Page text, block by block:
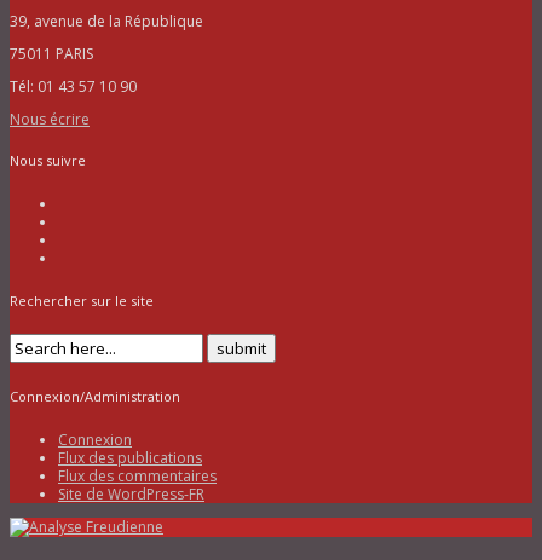
39, avenue de la République
75011 PARIS
Tél: 01 43 57 10 90
Nous écrire
Nous suivre
Rechercher sur le site
Connexion/Administration
Connexion
Flux des publications
Flux des commentaires
Site de WordPress-FR